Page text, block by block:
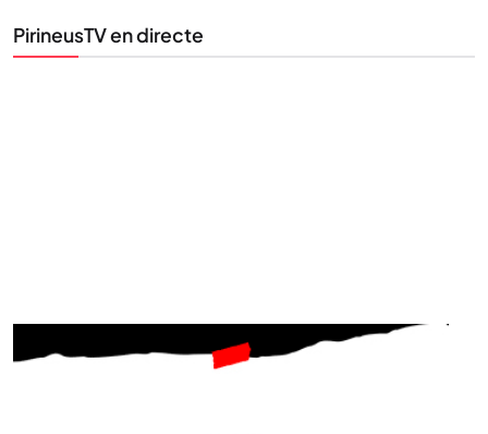
PirineusTV en directe